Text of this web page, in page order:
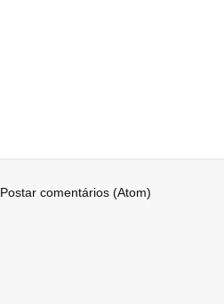
Postar comentários (Atom)